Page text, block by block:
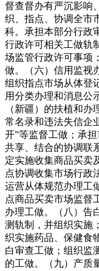
督查督办有严沉影响
织、指点、协调全市
科。承担本部分行政
行政许可相关工做轨
场监管行政许可事项
做。（六）信用监视
组织指点市场从体登
用分类办理和消息公
（新疆）的扶植和
常名录和违法失信企
开”等监督工做；承
共享、结合的协调联
定实施收集商品买卖
点协调收集市场行政
运营从体规范办理工
点商品买卖市场监督
办理工做。（八）告
测轨制，并组织实施
织实施药品、保健食
白审查工做；组织监
的工做。（九）产质